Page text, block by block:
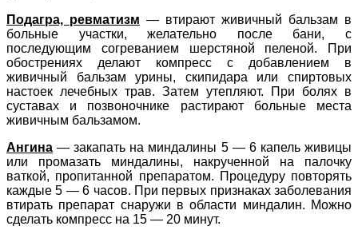
Подагра, ревматизм — втирают живичный бальзам в
больные участки, желательно после бани, с
последующим согреванием шерстяной пеленой. При
обострениях делают компресс с добавлением в
живичный бальзам урины, скипидара или спиртовых
настоек лечебных трав. Затем утепляют. При болях в
суставах и позвоночнике растирают больные места
живичным бальзамом.
Ангина — закапать на миндалины 5 — 6 капель живицы
или промазать миндалины, накрученной на палочку
ваткой, пропитанной препаратом. Процедуру повторять
каждые 5 — 6 часов. При первых признаках заболевания
втирать препарат снаружи в области миндалин. Можно
сделать компресс на 15 — 20 минут.